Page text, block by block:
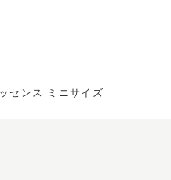
センス ミニサイズ